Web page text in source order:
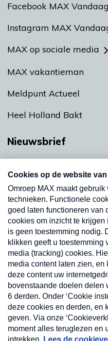
Facebook MAX Vandaag
Instagram MAX
MAX op sociale media
MAX vakantieman
Meldpunt Actueel
Heel Holland Bakt
Nieuwsbrief
Neem hier een gratis
nieuwsbrief. Elke
uw mailbox.
Nieuwsbrief
Neem hier een gratis
nieuwsbrief. Elke vrijdag-